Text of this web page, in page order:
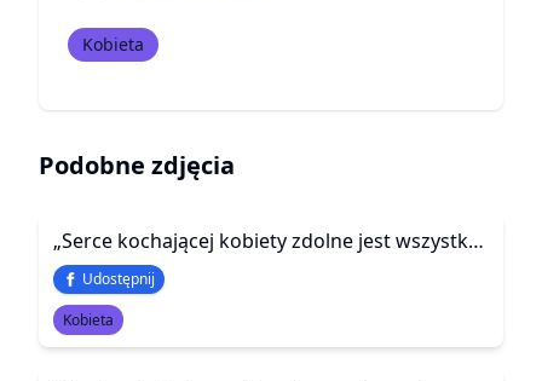
Kobieta
Podobne zdjęcia
„Serce kochającej kobiety zdolne jest wszystko wybaczyć.”
Udostępnij
Kobieta